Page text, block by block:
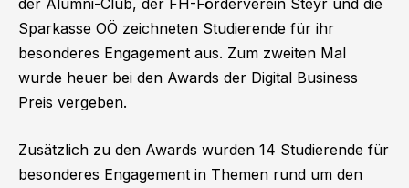
der Alumni-Club, der FH-Förderverein Steyr und die
Sparkasse OÖ zeichneten Studierende für ihr
besonderes Engagement aus. Zum zweiten Mal
wurde heuer bei den Awards der Digital Business
Preis vergeben.
Zusätzlich zu den Awards wurden 14 Studierende für
besonderes Engagement in Themen rund um den